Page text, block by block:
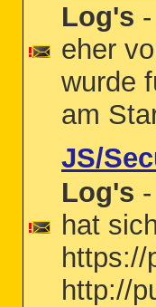
Log's
eher
wurde
am
JS/
Log's
hat
http://